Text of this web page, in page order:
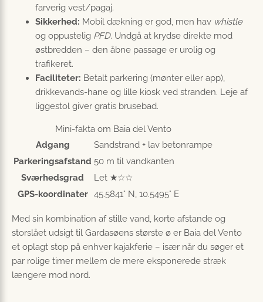
farverig vest/pagaj.
Sikkerhed: Mobil dækning er god, men hav whistle
og oppustelig PFD. Undgå at krydse direkte mod
østbredden – den åbne passage er urolig og
trafikeret.
Faciliteter: Betalt parkering (mønter eller app),
drikkevands-hane og lille kiosk ved stranden. Leje af
liggestol giver gratis brusebad.
Mini-fakta om Baia del Vento
Adgang
Sandstrand + lav betonrampe
Parkeringsafstand 50 m til vandkanten
Sværhedsgrad
Let ★☆☆
GPS-koordinater 45.5841° N, 10.5495° E
Med sin kombination af stille vand, korte afstande og
storslået udsigt til Gardasøens største ø er Baia del Vento
et oplagt stop på enhver kajakferie – især når du søger et
par rolige timer mellem de mere eksponerede stræk
længere mod nord.